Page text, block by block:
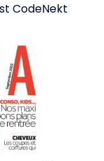
CodeNekt